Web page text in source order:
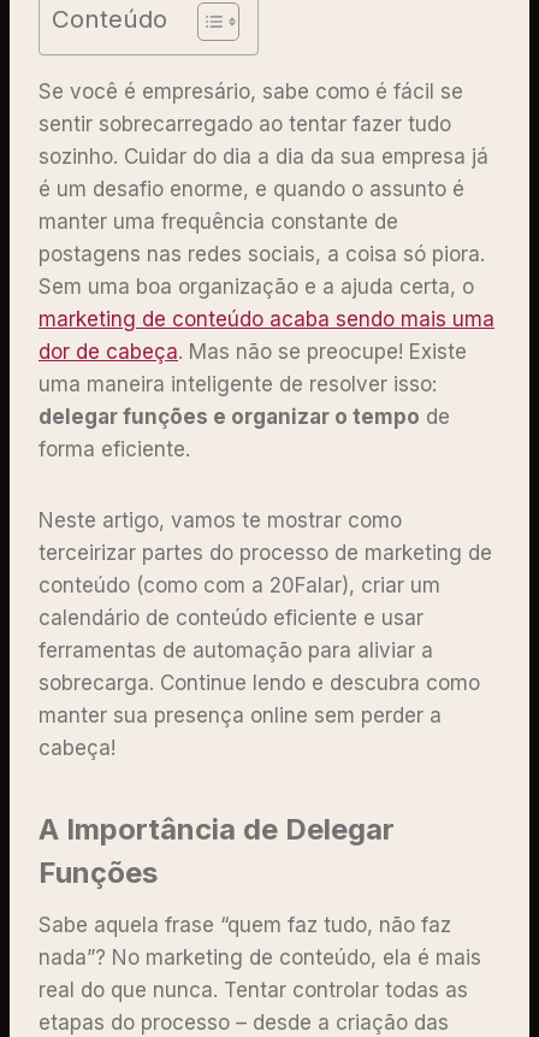
Conteúdo
Se você é empresário, sabe como é fácil se
sentir sobrecarregado ao tentar fazer tudo
sozinho. Cuidar do dia a dia da sua empresa já
é um desafio enorme, e quando o assunto é
manter uma frequência constante de
postagens nas redes sociais, a coisa só piora.
Sem uma boa organização e a ajuda certa, o
marketing de conteúdo acaba sendo mais uma
dor de cabeça. Mas não se preocupe! Existe
uma maneira inteligente de resolver isso:
delegar funções e organizar o tempo de
forma eficiente.
Neste artigo, vamos te mostrar como
terceirizar partes do processo de marketing de
conteúdo (como com a 20Falar), criar um
calendário de conteúdo eficiente e usar
ferramentas de automação para aliviar a
sobrecarga. Continue lendo e descubra como
manter sua presença online sem perder a
cabeça!
A Importância de Delegar
Funções
Sabe aquela frase “quem faz tudo, não faz
nada”? No marketing de conteúdo, ela é mais
real do que nunca. Tentar controlar todas as
etapas do processo – desde a criação das